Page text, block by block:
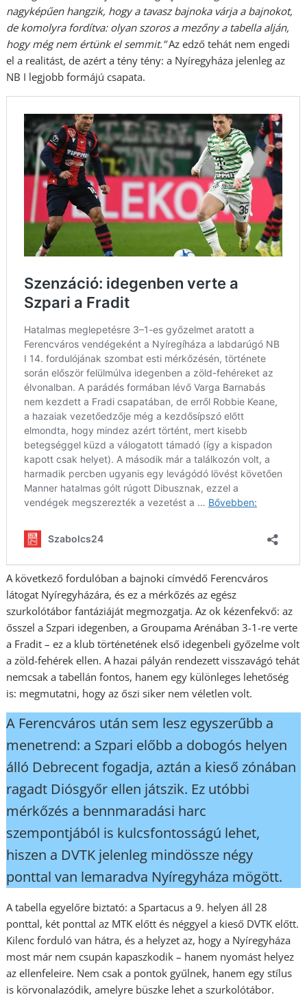
nagyképűen hangzik, hogy a tavasz bajnoka várja a bajnokot,
de komolyra fordítva: olyan szoros a mezőny a tabella alján,
hogy még nem értünk el semmit.”Az edző tehát nem engedi
el a realitást, de azért a tény tény: a Nyíregyháza jelenleg az
NB I legjobb formájú csapata.
A következő fordulóban a bajnoki címvédő Ferencváros
látogat Nyíregyházára, és ez a mérkőzés az egész
szurkolótábor fantáziáját megmozgatja. Az ok kézenfekvő: az
ősszel a Szpari idegenben, a Groupama Arénában 3-1-re verte
a Fradit – ez a klub történetének első idegenbeli győzelme volt
a zöld-fehérek ellen. A hazai pályán rendezett visszavágó tehát
nemcsak a tabellán fontos, hanem egy különleges lehetőség
is: megmutatni, hogy az őszi siker nem véletlen volt.
A Ferencváros után sem lesz egyszerűbb a
menetrend: a Szpari előbb a dobogós helyen
álló Debrecent fogadja, aztán a kieső zónában
ragadt Diósgyőr ellen játszik. Ez utóbbi
mérkőzés a bennmaradási harc
szempontjából is kulcsfontosságú lehet,
hiszen a DVTK jelenleg mindössze négy
ponttal van lemaradva Nyíregyháza mögött.
A tabella egyelőre biztató: a Spartacus a 9. helyen áll 28
ponttal, két ponttal az MTK előtt és néggyel a kieső DVTK előtt.
Kilenc forduló van hátra, és a helyzet az, hogy a Nyíregyháza
most már nem csupán kapaszkodik – hanem nyomást helyez
az ellenfeleire. Nem csak a pontok gyűlnek, hanem egy stílus
is körvonalazódik, amelyre büszke lehet a szurkolótábor.